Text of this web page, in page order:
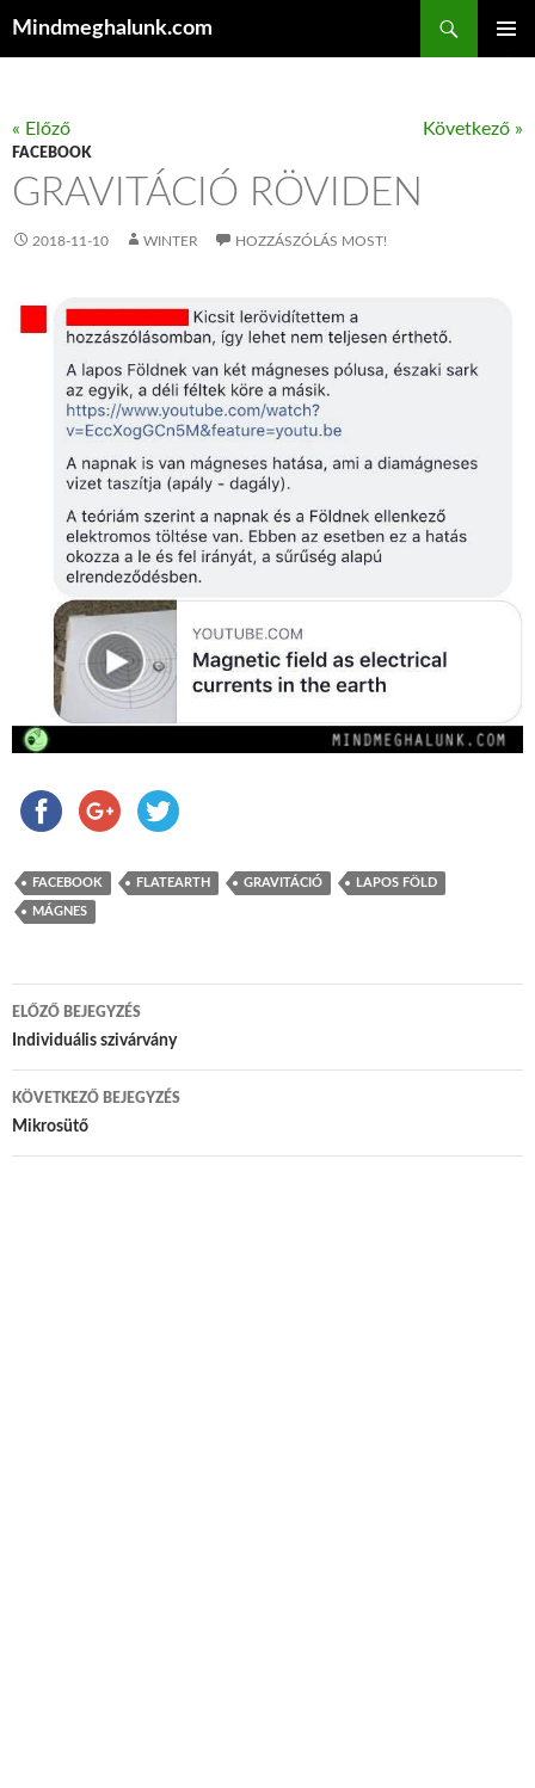
Mindmeghalunk.com
« Előző Következő »
FACEBOOK
GRAVITÁCIÓ RÖVIDEN
2018-11-10 WINTER HOZZÁSZÓLÁS MOST!
FACEBOOK FLATEARTH GRAVITÁCIÓ LAPOS FÖLD
MÁGNES
Bejegyzés navigáció
ELŐZŐ BEJEGYZÉS
Individuális szivárvány
KÖVETKEZŐ BEJEGYZÉS
Mikrosütő